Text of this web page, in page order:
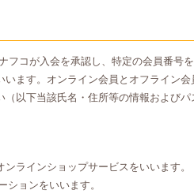
コが入会を承認し、特定の会員番号
ます。オンライン会員とオフライン会
以下当該氏名・住所等の情報および
ラインショップサービスをいいます。
ョンをいいます。